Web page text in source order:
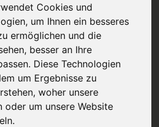
Cookies und
um Ihnen ein besseres
ermöglichen und die
besser an Ihre
Diese Technologien
um Ergebnisse zu
woher unsere
oder um unsere Website